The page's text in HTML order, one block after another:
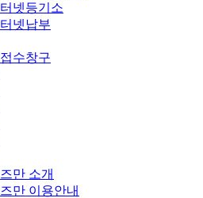
넷등기소
넷납부
수창구
만 소개
만 이용안내